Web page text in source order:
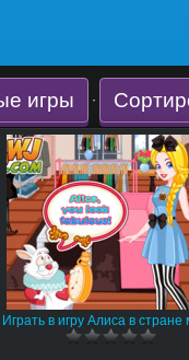
игры ·
Играть в игру Алиса в